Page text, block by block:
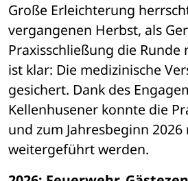
Große Erleichterung
vergangenen Herbst, als
Praxisschließung die Runde
ist klar: Die medizinische
gesichert. Dank des
Kellenhusener konnte die
und zum Jahresbeginn
weitergeführt werden.